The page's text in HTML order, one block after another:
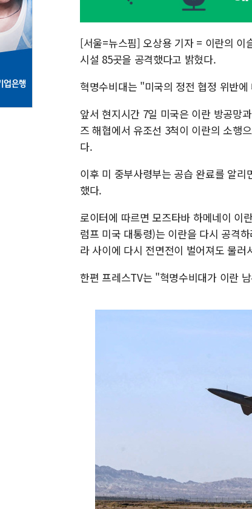
[서울=뉴스핌] 오상용 기자 = 이란의 이
시설 85곳을 공격했다고 밝혔다.
혁명수비대는 "미국의 정전 협정 위반
앞서 현지시간 7일 미국은 이란 방공망
즈 해협에서 유조선 3척이 이란의 소행
다.
이후 미 중부사령부는 공습 완료를 알
했다.
로이터에 따르면 모즈타바 하메네이 이
럼프 미국 대통령)는 이란을 다시 공격
라 사이에 다시 전면전이 벌어져도 물러
한편 프레스TV는 "혁명수비대가 이란